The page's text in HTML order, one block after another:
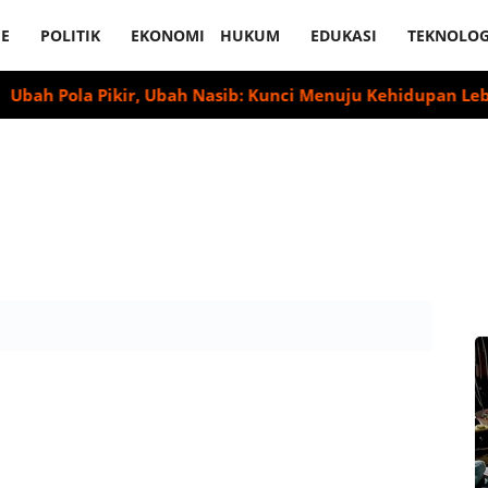
POLITIK EKONOMI HUKUM EDUKASI
Pikir, Ubah Nasib: Kunci Menuju Kehidupan Lebih Baik